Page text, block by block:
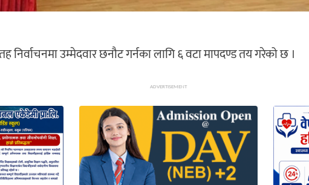
उम्मेदवार छनौट गर्नका लागि ६ वटा मापदण्ड तय गरेको छ ।
ADVERTISEMENT